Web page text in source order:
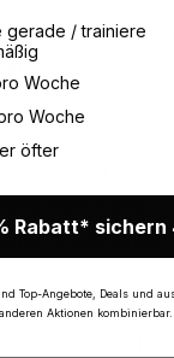
van de normale
spierfunctie
moeidheid te
spierfunctie
eiwitsynthese
uit
du aktuell?
gerade / trainiere
Woche
Woche
öfter
Rabatt* sichern
Top-Angebote, Deals und
Aktionen kombinierbar.